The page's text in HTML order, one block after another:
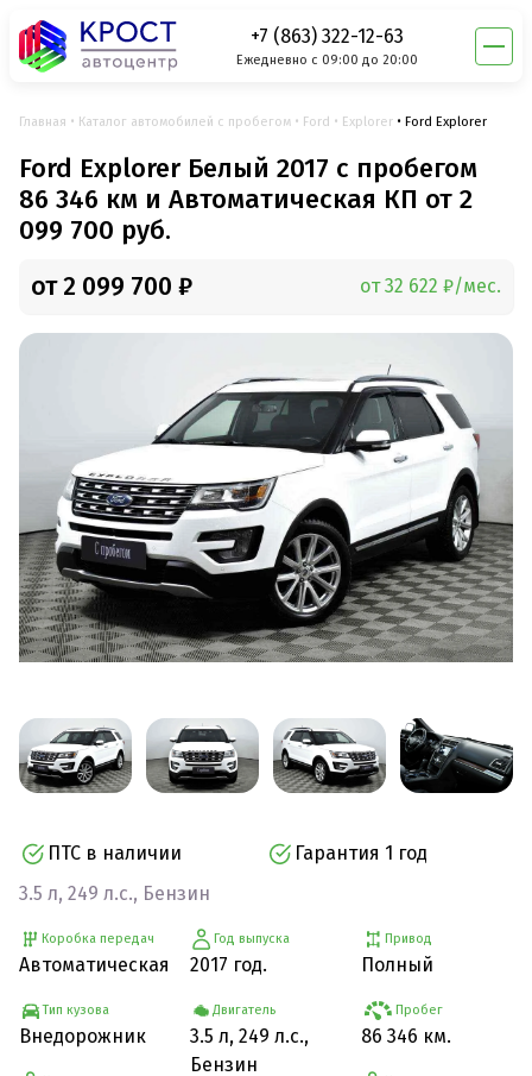
+7 (863) 322-12-63
Ежедневно с 09:00 до 20:00
Главная Каталог автомобилей с пробегом Ford Explorer Ford Explorer
Ford Explorer Белый 2017 с пробегом
86 346 км и Автоматическая КП от 2
099 700 руб.
от 2 099 700 ₽ от 32 622 ₽/мес.
ПТС в наличии
Гарантия 1 год
3.5 л, 249 л.с., Бензин
Коробка передач
Автоматическая
Тип кузова
Внедорожник
Год выпуска
2017 год.
Двигатель
3.5 л, 249 л.с.,
Бензин
Привод
Полный
Пробег
86 346 км.